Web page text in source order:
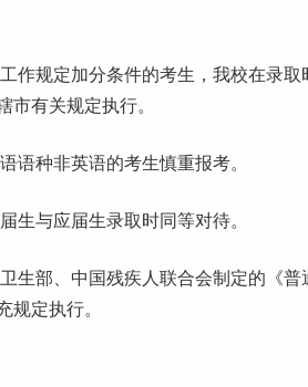
工作规定加分条件的考生，我校在录
市有关规定执行。
语种非英语的考生慎重报考。
生与应届生录取时同等对待。
生部、中国残疾人联合会制定的《普
规定执行。